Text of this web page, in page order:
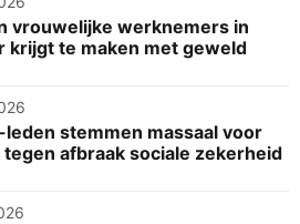
vrouwelijke werknemers in
krijgt te maken met geweld
leden stemmen massaal voor
afbraak sociale zekerheid